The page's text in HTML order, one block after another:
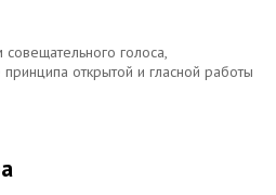
голоса,
открытой и гласной работы